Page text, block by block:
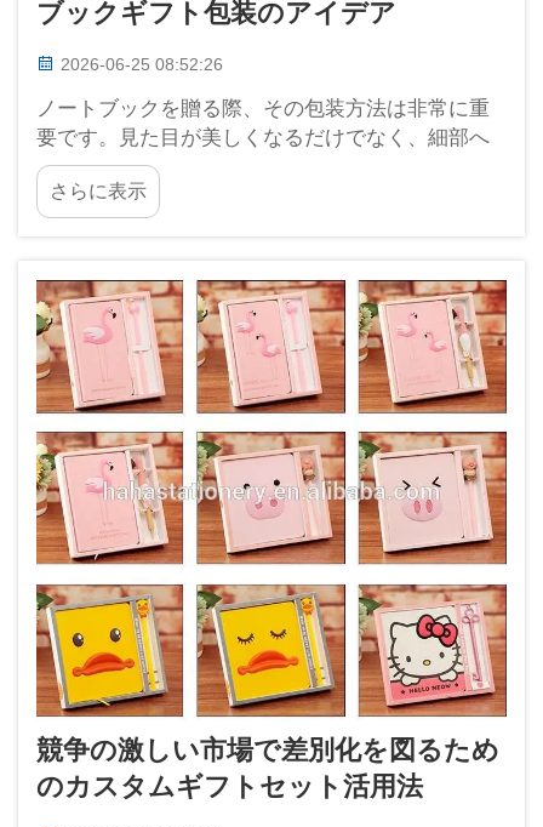
ブックギフト包装のアイデア
2026-06-25 08:52:26
ノートブックを贈る際、その包装方法は非常に重
要です。見た目が美しくなるだけでなく、細部へ
の配慮を伝えることができます。龍崗ハハ社で
は、ノートブックの魅力的な包装がいかに重要で
あるかを十分に理解しています。このカウントフ
さらに表示
競争の激しい市場で差別化を図るため
のカスタムギフトセット活用法